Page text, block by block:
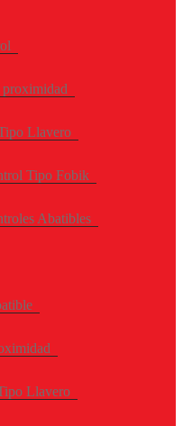
proximidad
Llavero
Tipo Fobik
Abatibles
Llavero